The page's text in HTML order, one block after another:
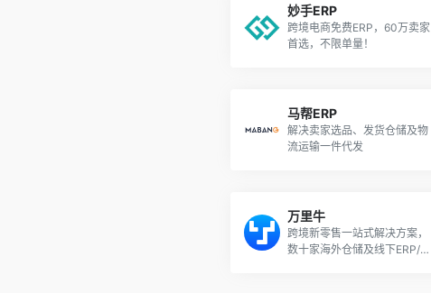
妙手ERP
跨境电商免费ERP，60万卖家
首选，不限单量！
马帮ERP
解决卖家选品、发货仓储及物
流运输一件代发
万里牛
跨境新零售一站式解决方案，
数十家海外仓储及线下ERP/财